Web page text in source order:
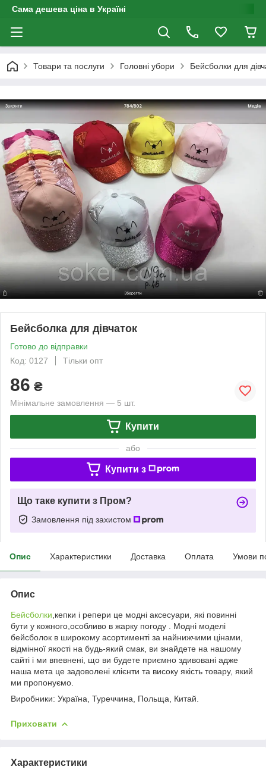
Сама дешева ціна в Україні
Товари та послуги Головні убори Бейсболки для
Бейсболка для дівчаток
Готово до відправки
Код: 0127
Тільки опт
86 ₴
Мінімальне замовлення — 5 шт.
Купити
або
Купити з
Що таке купити з Пром?
Замовлення під захистом
Опис Характеристики Доставка Оплата Умови
Опис
Бейсболки ,кепки і репери це модні аксесуари, які повинні
бути у кожного,особливо в жарку погоду . Модні моделі
бейсболок в широкому асортименті за найнижчими цінами,
відмінної якості на будь-який смак, ви знайдете на нашому
сайті і ми впевнені, що ви будете приємно здивовані адже
наша мета це задоволені клієнти та високу якість товару, який
ми пропонуємо.
Виробники: Україна, Туреччина, Польща, Китай.
Приховати
Характеристики